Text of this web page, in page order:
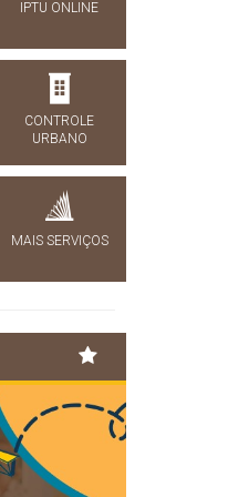
IPTU ONLINE
CONTROLE
URBANO
MAIS SERVIÇOS